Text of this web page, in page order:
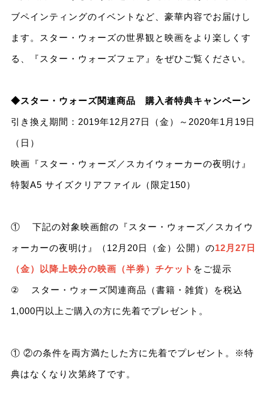
ブペインティングのイベントなど、豪華内容でお届けし
ます。スター・ウォーズの世界観と映画をより楽しくす
る、『スター・ウォーズフェア』をぜひご覧ください。
◆スター・ウォーズ関連商品 購入者特典キャンペーン
引き換え期間：2019年12月27日（金）～2020年1月19日
（日）
映画『スター・ウォーズ／スカイウォーカーの夜明け』
特製A5 サイズクリアファイル（限定150）
① 下記の対象映画館の『スター・ウォーズ／スカイウ
ォーカーの夜明け』（12月20日（金）公開）の12月27日
（金）以降上映分の映画（半券）チケット をご提示
② スター・ウォーズ関連商品（書籍・雑貨）を税込
1,000円以上ご購入の方に先着でプレゼント。
① ②の条件を両方満たした方に先着でプレゼント。※特
典はなくなり次第終了です。